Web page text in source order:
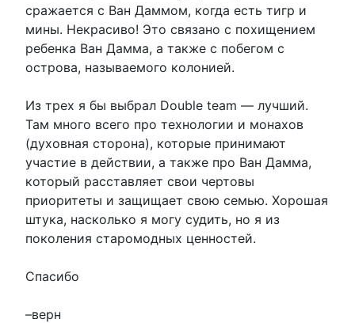
сражается с Ван Даммом, когда есть тигр и
мины. Некрасиво! Это связано с похищением
ребенка Ван Дамма, а также с побегом с
острова, называемого колонией.
Из трех я бы выбрал Double team — лучший.
Там много всего про технологии и монахов
(духовная сторона), которые принимают
участие в действии, а также про Ван Дамма,
который расставляет свои чертовы
приоритеты и защищает свою семью. Хорошая
штука, насколько я могу судить, но я из
поколения старомодных ценностей.
Спасибо
–верн